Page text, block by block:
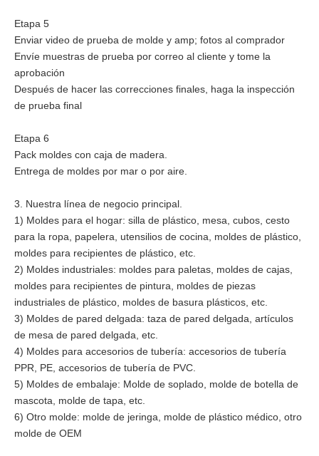
Etapa 5
Enviar video de prueba de molde y amp; fotos al comprador
Envíe muestras de prueba por correo al cliente y tome la
aprobación
Después de hacer las correcciones finales, haga la inspección
de prueba final
Etapa 6
Pack moldes con caja de madera.
Entrega de moldes por mar o por aire.
3. Nuestra línea de negocio principal.
1) Moldes para el hogar: silla de plástico, mesa, cubos, cesto
para la ropa, papelera, utensilios de cocina, moldes de plástico,
moldes para recipientes de plástico, etc.
2) Moldes industriales: moldes para paletas, moldes de cajas,
moldes para recipientes de pintura, moldes de piezas
industriales de plástico, moldes de basura plásticos, etc.
3) Moldes de pared delgada: taza de pared delgada, artículos
de mesa de pared delgada, etc.
4) Moldes para accesorios de tubería: accesorios de tubería
PPR, PE, accesorios de tubería de PVC.
5) Moldes de embalaje: Molde de soplado, molde de botella de
mascota, molde de tapa, etc.
6) Otro molde: molde de jeringa, molde de plástico médico, otro
molde de OEM